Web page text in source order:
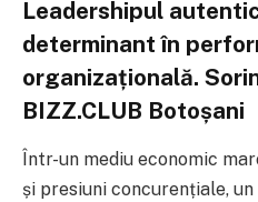
Leadershipul
determinant în
organizațională.
BIZZ.CLUB Botoșani
Într-un mediu economic
și presiuni concurențiale,